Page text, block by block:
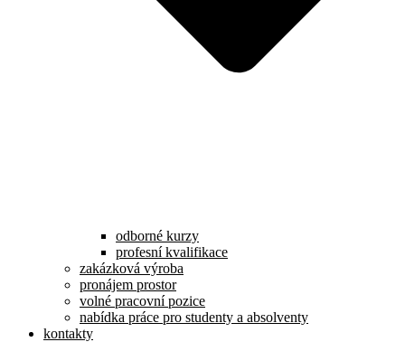
odborné kurzy
profesní kvalifikace
zakázková výroba
pronájem prostor
volné pracovní pozice
nabídka práce pro studenty a absolventy
kontakty